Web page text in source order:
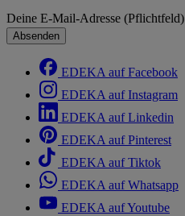
Deine E-Mail-Adresse (Pflichtfeld)
Absenden
EDEKA auf Facebook
EDEKA auf Instagram
EDEKA auf Linkedin
EDEKA auf Pinterest
EDEKA auf Tiktok
EDEKA auf Whatsapp
EDEKA auf Youtube